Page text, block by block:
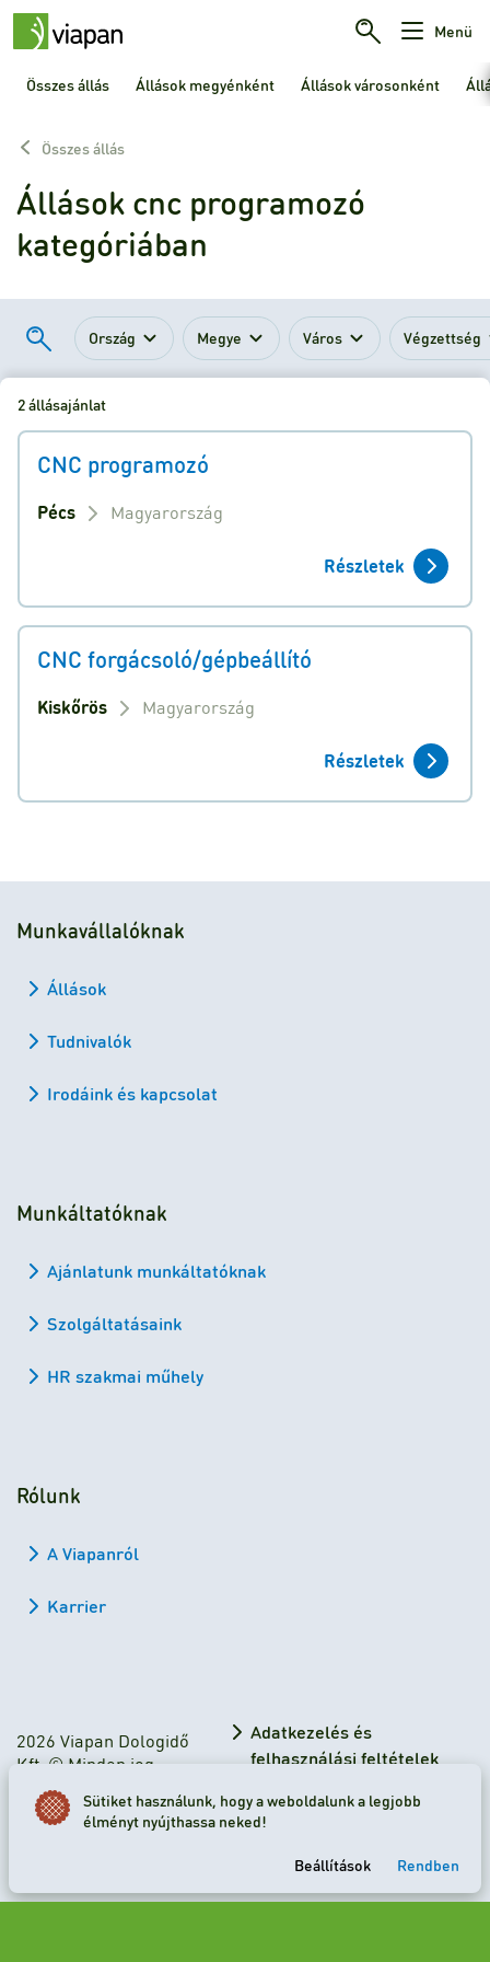
Menü
Összes állás Állások megyénként Állások városonként
Összes állás
Állások cnc programozó
kategóriában
Ország Megye Város Végzettség
2 állásajánlat
CNC programozó
Pécs Magyarország
Részletek
CNC forgácsoló/gépbeállító
Kiskőrös Magyarország
Részletek
Munkavállalóknak
Állások
Tudnivalók
Irodáink és kapcsolat
Munkáltatóknak
Ajánlatunk munkáltatóknak
Szolgáltatásaink
HR szakmai műhely
Rólunk
A Viapanról
Karrier
2026 Viapan Dologidő
Kft. © Minden jog
fenntartva.
Adatkezelés és
felhasználási feltételek
Adatkezelési tájékoztató
Sütiket használunk, hogy a weboldalunk a legjobb
élményt nyújthassa neked!
Beállítások Rendben